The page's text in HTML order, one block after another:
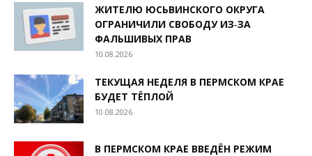
ЖИТЕЛЮ ЮСЬВИНСКОГО ОКРУГА
ОГРАНИЧИЛИ СВОБОДУ ИЗ‑ЗА
ФАЛЬШИВЫХ ПРАВ
10.08.2026
ТЕКУЩАЯ НЕДЕЛЯ В ПЕРМСКОМ КРАЕ
БУДЕТ ТЁПЛОЙ
10.08.2026
В ПЕРМСКОМ КРАЕ ВВЕДЁН РЕЖИМ